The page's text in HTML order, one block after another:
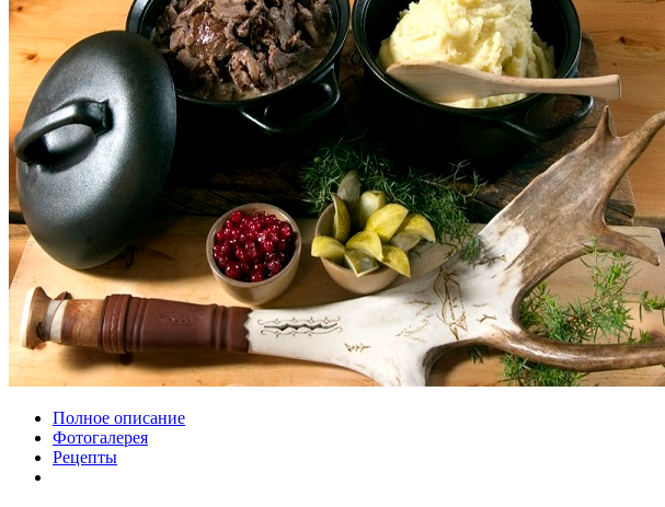
Полное описание
Фотогалерея
Рецепты